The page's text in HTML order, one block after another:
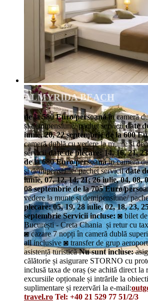
ALMYRIDA BEACH
de la 580 Euro/persoanăîn cameră
și demipensiune/ pachet serviciidate
iunie, 20, 22 septembrie de la 600
cameră dublă cu vedere la munte și
serviciidate de plecare: 14, 16, 21,
de la 680 Euro/persoanăîn cameră
și demipensiune/ pachet serviciidate
iunie, 07, 12, 14, 21, 26 iulie, 04, 08,
08 septembrie de la 705 Euro/
vedere la munte și demipensiune/
plecare: 05, 19, 28 iulie, 02, 18, 23,
septembrie Servicii incluse:◙ bilet de
București - Creta Chania și retur cu
◙ cazare 7 nopți în cameră dublă
all inclusive ◙ transfer de grup
asistență turisticăNu sunt incluse:
călătorie și asigurare STORNO cu
inclusă taxa de oraș (se achită direct la
excursiile opționale și intrările la
suplimentare și rezervări la e-mail:
travel.ro Tel: +40 21 529 77 51/2/3